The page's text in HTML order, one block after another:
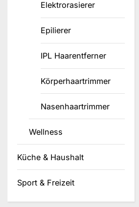
Elektrorasierer
Epilierer
IPL Haarentferner
Körperhaartrimmer
Nasenhaartrimmer
Wellness
Küche & Haushalt
Sport & Freizeit